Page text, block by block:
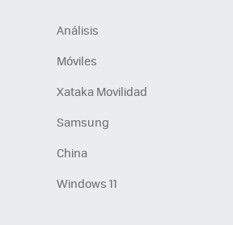
Análisis
Móviles
Xataka Movilidad
Samsung
China
Windows 11